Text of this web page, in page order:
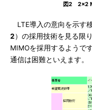
図2 2×2
LTE導入の意向を示す
2）の採用技術を見る限
MIMOを採用するようで
通信は困難といえます。